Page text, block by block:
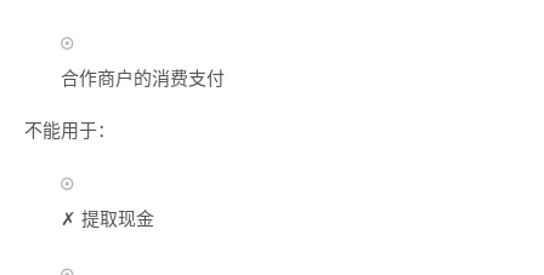
合作商户的消费支付
不能用于：
✗ 提取现金